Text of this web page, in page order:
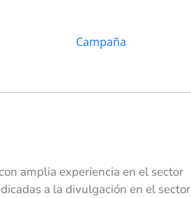
amplia experiencia en el sector
a la divulgación en el sector